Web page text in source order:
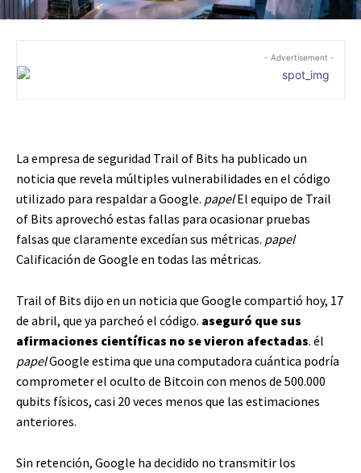
- Advertisement -
La empresa de seguridad Trail of Bits ha publicado un
noticia que revela múltiples vulnerabilidades en el código
utilizado para respaldar a Google. papelEl equipo de Trail
of Bits aprovechó estas fallas para ocasionar pruebas
falsas que claramente excedían sus métricas. papel
Calificación de Google en todas las métricas.
Trail of Bits dijo en un noticia que Google compartió hoy, 17
de abril, que ya parcheó el código. aseguró que sus
afirmaciones científicas no se vieron afectadas. él
papelGoogle estima que una computadora cuántica podría
comprometer el oculto de Bitcoin con menos de 500.000
qubits físicos, casi 20 veces menos que las estimaciones
anteriores.
Sin retención, Google ha decidido no transmitir los